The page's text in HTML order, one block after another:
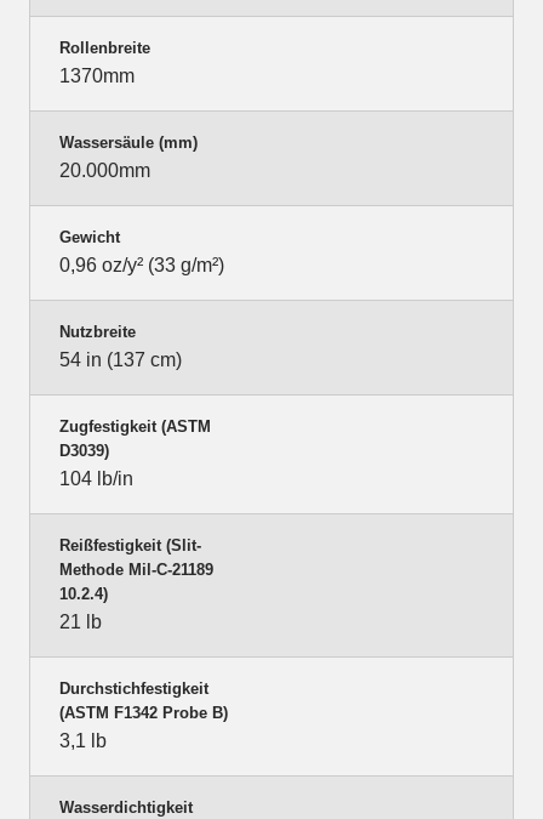
Rollenbreite
1370mm
Wassersäule (mm)
20.000mm
Gewicht
0,96 oz/y² (33 g/m²)
Nutzbreite
54 in (137 cm)
Zugfestigkeit (ASTM
D3039)
104 lb/in
Reißfestigkeit (Slit-
Methode Mil-C-21189
10.2.4)
21 lb
Durchstichfestigkeit
(ASTM F1342 Probe B)
3,1 lb
Wasserdichtigkeit